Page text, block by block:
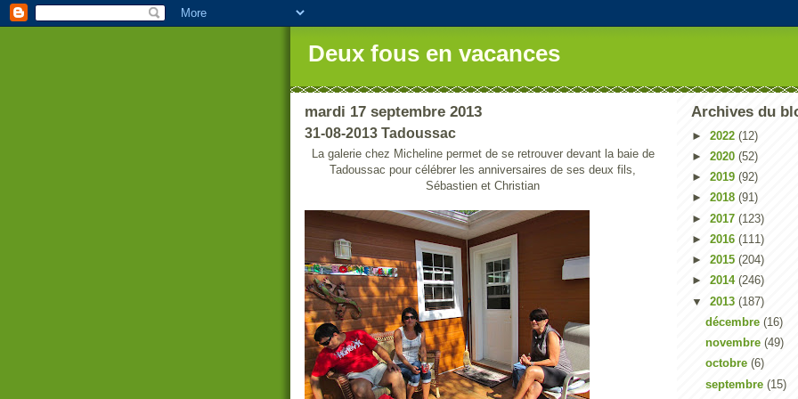
Deux fous en vacances
mardi 17 septembre 2013
31-08-2013 Tadoussac
La galerie chez Micheline permet de se retrouver devant la baie de
Tadoussac pour célébrer les anniversaires de ses deux fils,
Sébastien et Christian
Archives du
► 2022 (12)
► 2020 (52)
► 2019 (92)
► 2018 (91)
► 2017 (123)
► 2016 (111)
► 2015 (204)
► 2014 (246)
▼ 2013 (187)
décembre (16)
novembre (49)
octobre (6)
septembre (15)